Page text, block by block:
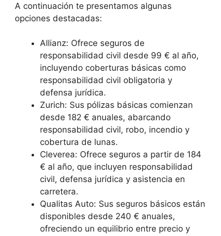
A continuación te presentamos algunas
opciones destacadas:
Allianz: Ofrece seguros de
responsabilidad civil desde 99 € al año,
incluyendo coberturas básicas como
responsabilidad civil obligatoria y
defensa jurídica.
Zurich: Sus pólizas básicas comienzan
desde 182 € anuales, abarcando
responsabilidad civil, robo, incendio y
cobertura de lunas.
Cleverea: Ofrece seguros a partir de 184
€ al año, que incluyen responsabilidad
civil, defensa jurídica y asistencia en
carretera.
Qualitas Auto: Sus seguros básicos están
disponibles desde 240 € anuales,
ofreciendo un equilibrio entre precio y